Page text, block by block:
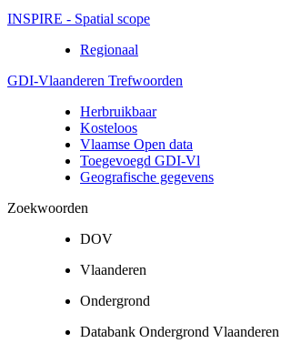
INSPIRE - Spatial scope
Regionaal
GDI-Vlaanderen Trefwoorden
Herbruikbaar
Kosteloos
Vlaamse Open data
Toegevoegd GDI-Vl
Geografische gegevens
Zoekwoorden
DOV
Vlaanderen
Ondergrond
Databank Ondergrond Vlaanderen